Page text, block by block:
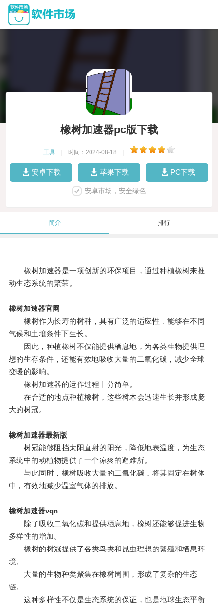
橡树加速器pc版下载
工具 时间：2024-08-18
安卓下载 苹果下载 PC下载
安卓市场，安全绿色
简介 排行
橡树加速器是一项创新的环保项目，通过种植橡树来推
动生态系统的繁荣。
橡树加速器官网
橡树作为长寿的树种，具有广泛的适应性，能够在不同
气候和土壤条件下生长。
因此，种植橡树不仅能提供栖息地，为各类生物提供理
想的生存条件，还能有效地吸收大量的二氧化碳，减少全球
变暖的影响。
橡树加速器的运作过程十分简单。
在合适的地点种植橡树，这些树木会迅速生长并形成庞
大的树冠。
橡树加速器最新版
树冠能够阻挡太阳直射的阳光，降低地表温度，为生态
系统中的动植物提供了一个凉爽的避难所。
与此同时，橡树吸收大量的二氧化碳，将其固定在树体
中，有效地减少温室气体的排放。
橡树加速器vqn
除了吸收二氧化碳和提供栖息地，橡树还能够促进生物
多样性的增加。
橡树的树冠提供了各类鸟类和昆虫理想的繁殖和栖息环
境。
大量的生物种类聚集在橡树周围，形成了复杂的生态
链。
这种多样性不仅是生态系统的保证，也是地球生态平衡